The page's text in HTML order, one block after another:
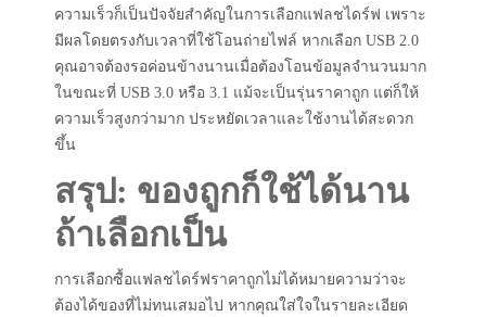
ความเร็วก็เป็นปัจจัยสำคัญในการเลือกแฟลชไดร์ฟ เพราะ
มีผลโดยตรงกับเวลาที่ใช้โอนถ่ายไฟล์ หากเลือก USB 2.0
คุณอาจต้องรอค่อนข้างนานเมื่อต้องโอนข้อมูลจำนวนมาก
ในขณะที่ USB 3.0 หรือ 3.1 แม้จะเป็นรุ่นราคาถูก แต่ก็ให้
ความเร็วสูงกว่ามาก ประหยัดเวลาและใช้งานได้สะดวก
ขึ้น
สรุป: ของถูกก็ใช้ได้นาน
ถ้าเลือกเป็น
การเลือกซื้อแฟลชไดร์ฟราคาถูกไม่ได้หมายความว่าจะ
ต้องได้ของที่ไม่ทนเสมอไป หากคุณใส่ใจในรายละเอียด